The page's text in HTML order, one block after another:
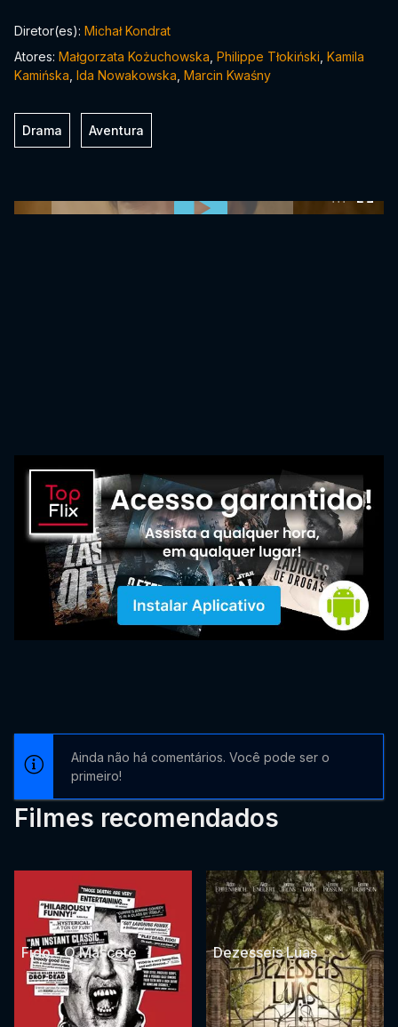
Diretor(es): Michał Kondrat
Atores: Małgorzata Kożuchowska Philippe Tłokiński Kamila
Kamińska Ida Nowakowska Marcin Kwaśny
Drama Aventura
Ainda não há comentários. Você pode ser o
primeiro!
Filmes recomendados
Fido - O Mascote Dezesseis Luas